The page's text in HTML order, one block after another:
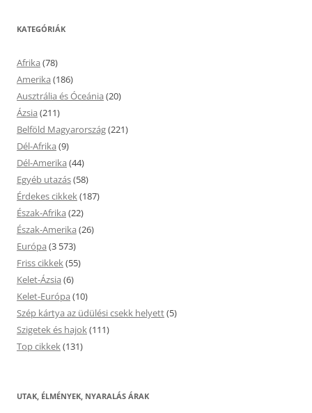
KATEGÓRIÁK
Afrika (78)
Amerika (186)
Ausztrália és Óceánia (20)
Ázsia (211)
Belföld Magyarország(221)
Dél-Afrika (9)
Dél-Amerika (44)
Egyéb utazás(58)
Érdekes cikkek(187)
Észak-Afrika (22)
Észak-Amerika (26)
Európa (3 573)
Friss cikkek(55)
Kelet-Ázsia (6)
Kelet-Európa (10)
Szép kártya az üdülési csekk helyett(5)
Szigetek és hajok(111)
Top cikkek(131)
UTAK, ÉLMÉNYEK, NYARALÁS ÁRAK